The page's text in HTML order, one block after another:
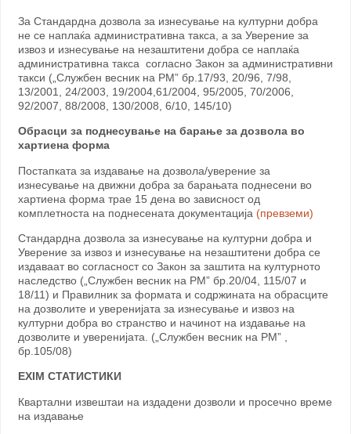
За Стандардна дозвола за изнесување на културни добра
не се наплаќа административна такса, a за Уверение за
извоз и изнесување на незаштитени добра се наплаќа
административна такса согласно Закон за административни
такси („Службен весник на РМ” бр.17/93, 20/96, 7/98,
13/2001, 24/2003, 19/2004,61/2004, 95/2005, 70/2006,
92/2007, 88/2008, 130/2008, 6/10, 145/10)
Обрасци за поднесување на барање за дозвола во
хартиена формa
Постапката за издавање на дозвола/уверение за
изнесување на движни добра за барањата поднесени во
хартиена форма трае 15 дена во зависност од
комплетноста на поднесената документација (превземи)
Стандардна дозвола за изнесување на културни добра и
Уверение за извоз и изнесување на незаштитени добра се
издаваат во согласност со Закон за заштита на културното
наследство („Службен весник на РМ” бр.20/04, 115/07 и
18/11) и Правилник за формата и содржината на обрасците
на дозволите и уверенијата за изнесување и извоз на
културни добра во странство и начинот на издавање на
дозволите и уверенијата. („Службен весник на РМ” ,
бр.105/08)
EXIM СТАТИСТИКИ
Квартални извештаи на издадени дозволи и просечно време
на издавање